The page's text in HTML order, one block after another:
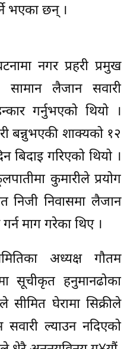
भएका छन् ।
नगर प्रहरी प्रमुख
सामान लैजान सवारी
गर्नुभएको थियो ।
बन्नुभएकी शाक्यको १२
बिदाइ गरिएको थियो ।
कुमारीले प्रयोग
निजी निवासमा लैजान
माग गरेका थिए ।
अध्यक्ष गौतम
सूचीकृत हनुमानढोका
सीमित घेरामा सिक्रीले
ल्याउन नदिएको